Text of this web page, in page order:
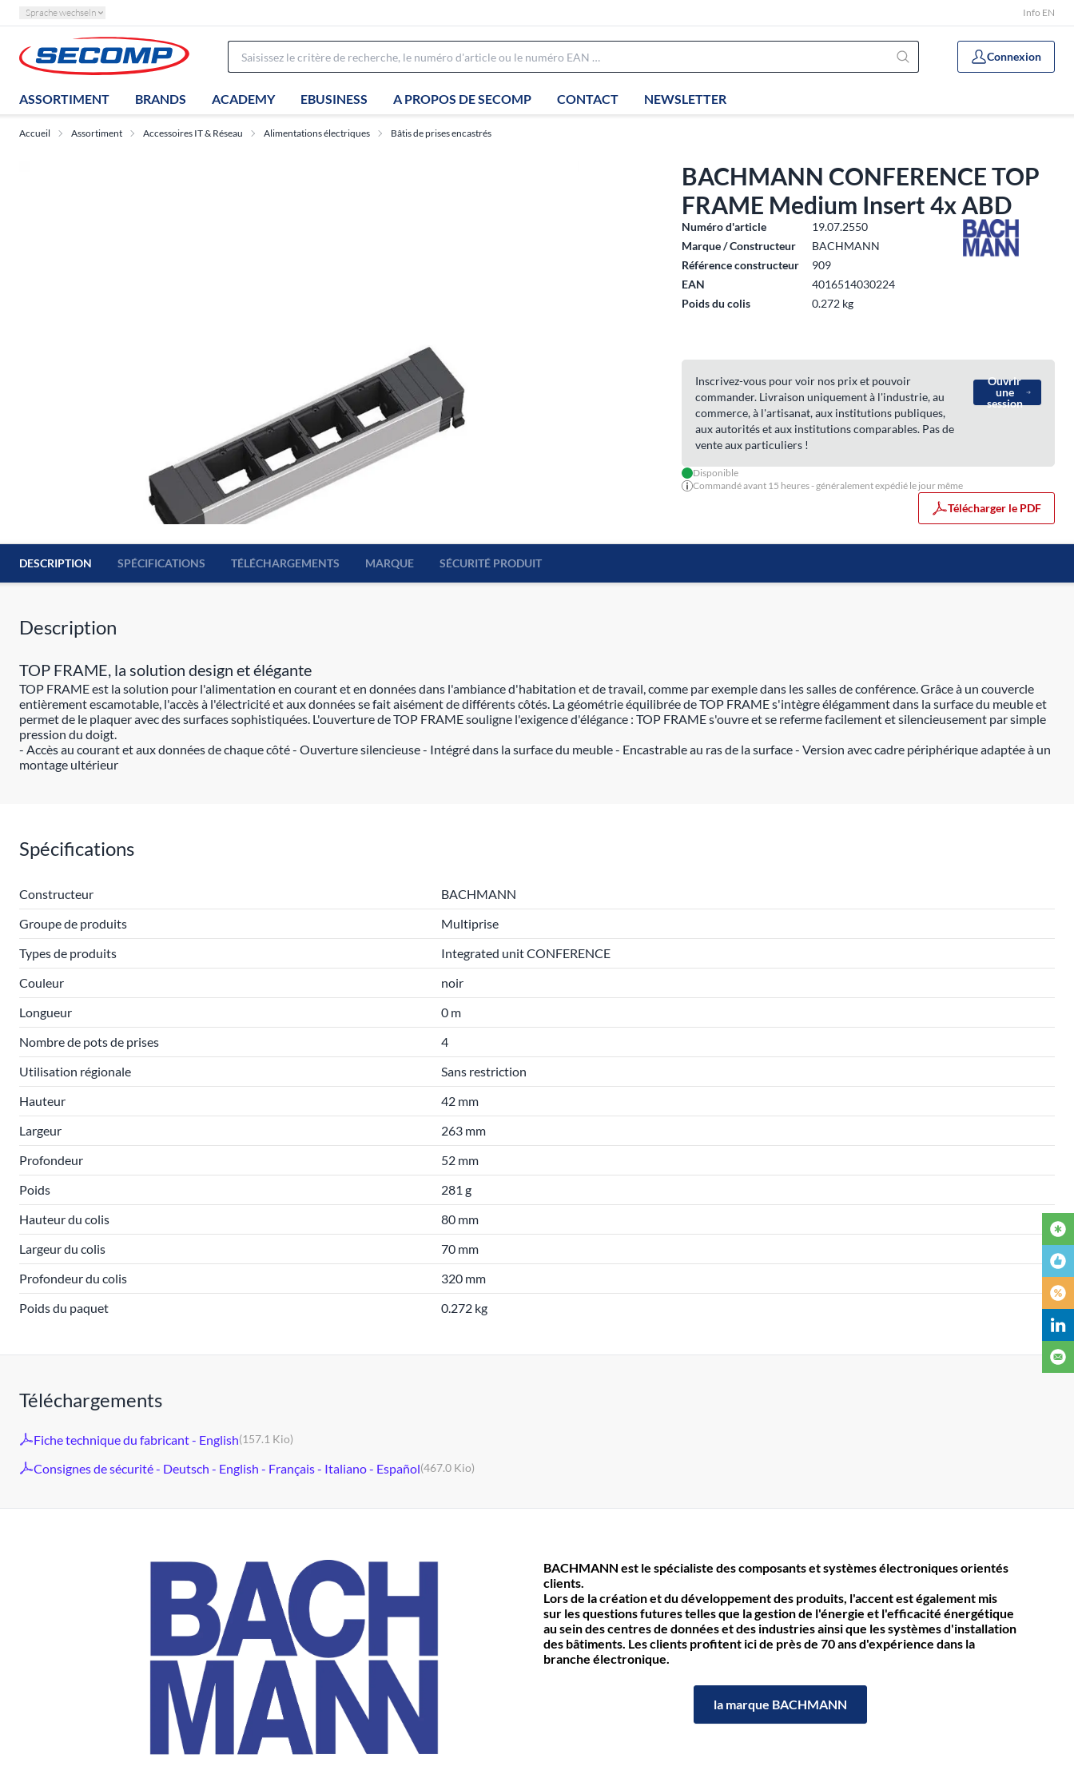
Sprache wechseln Info EN
Connexion
ASSORTIMENT BRANDS ACADEMY EBUSINESS A PROPOS DE SECOMP CONTACT NEWSLETTER
Accueil Assortiment Accessoires IT & Réseau Alimentations électriques Bâtis de prises encastrés
BACHMANN CONFERENCE TOP
FRAME Medium Insert 4x ABD
Numéro d'article
19.07.2550
Marque / Constructeur
BACHMANN
Référence constructeur
909
EAN
4016514030224
Poids du colis
0.272 kg
Inscrivez-vous pour voir nos prix et pouvoir
commander. Livraison uniquement à l'industrie, au
commerce, à l'artisanat, aux institutions publiques,
aux autorités et aux institutions comparables. Pas de
vente aux particuliers !
Ouvrir
une
session
Disponible
Commandé avant 15 heures - généralement expédié le jour même
Télécharger le PDF
DESCRIPTION SPÉCIFICATIONS TÉLÉCHARGEMENTS MARQUE SÉCURITÉ PRODUIT
Description
TOP FRAME, la solution design et élégante
TOP FRAME est la solution pour l'alimentation en courant et en données dans l'ambiance d'habitation et de travail, comme par exemple dans les salles de conférence. Grâce à un couvercle
entièrement escamotable, l'accès à l'électricité et aux données se fait aisément de différents côtés. La géométrie équilibrée de TOP FRAME s'intègre élégamment dans la surface du meuble et
permet de le plaquer avec des surfaces sophistiquées. L'ouverture de TOP FRAME souligne l'exigence d'élégance : TOP FRAME s'ouvre et se referme facilement et silencieusement par simple
pression du doigt.
- Accès au courant et aux données de chaque côté - Ouverture silencieuse - Intégré dans la surface du meuble - Encastrable au ras de la surface - Version avec cadre périphérique adaptée à un
montage ultérieur
Spécifications
Constructeur
BACHMANN
Groupe de produits
Multiprise
Types de produits
Integrated unit CONFERENCE
Couleur
noir
Longueur
0 m
Nombre de pots de prises
4
Utilisation régionale
Sans restriction
Hauteur
42 mm
Largeur
263 mm
Profondeur
52 mm
Poids
281 g
Hauteur du colis
80 mm
Largeur du colis
70 mm
Profondeur du colis
320 mm
Poids du paquet
0.272 kg
Téléchargements
Fiche technique du fabricant - English(157.1 Kio)
Consignes de sécurité - Deutsch - English - Français - Italiano - Español(467.0 Kio)
BACHMANN est le spécialiste des composants et systèmes électroniques orientés
clients.
Lors de la création et du développement des produits, l'accent est également mis
sur les questions futures telles que la gestion de l'énergie et l'efficacité énergétique
au sein des centres de données et des industries ainsi que les systèmes d'installation
des bâtiments. Les clients profitent ici de près de 70 ans d'expérience dans la
branche électronique.
la marque BACHMANN